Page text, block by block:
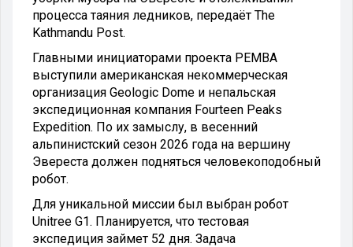
процесса таяния ледников, передаёт The
Kathmandu Post.
Главными инициаторами проекта PEMBA
выступили американская некоммерческая
организация Geologic Dome и непальская
экспедиционная компания Fourteen Peaks
Expedition. По их замыслу, в весенний
альпинистский сезон 2026 года на вершину
Эвереста должен подняться человекоподобный
робот.
Для уникальной миссии был выбран робот
Unitree G1. Планируется, что тестовая
экспедиция займет 52 дня. Задача